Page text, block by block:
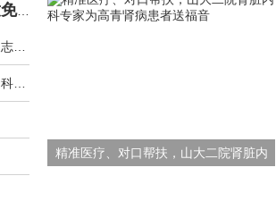
2022年度济南高新区适龄儿童免费涂氟工作顺利进行
精准医疗、对口帮扶，山大二院肾脏内